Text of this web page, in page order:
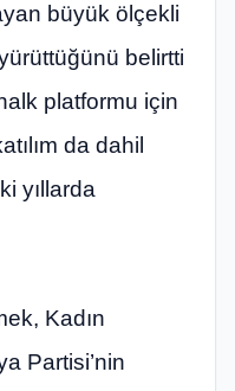
büyük ölçekli
belirtti
platformu için
da dahil
yıllarda
Kadın
Partisi’nin